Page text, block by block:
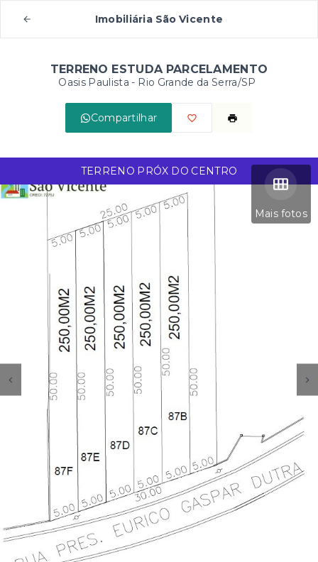
Imobiliária São Vicente
TERRENO ESTUDA PARCELAMENTO
Oasis Paulista - Rio Grande da Serra/SP
Compartilhar
Mais fotos
TERRENO PRÓX DO CENTRO